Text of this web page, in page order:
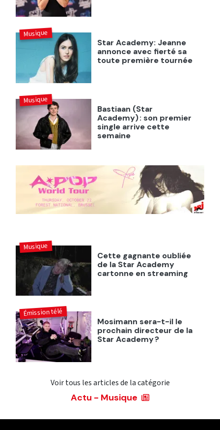
Star Academy: Jeanne
annonce avec fierté sa
toute première tournée
Musique
Bastiaan (Star
Academy) : son premier
single arrive cette
semaine
Musique
Cette gagnante oubliée
de la Star Academy
cartonne en streaming
Musique
Mosimann sera-t-il le
prochain directeur de la
Star Academy ?
Émission télé
Voir tous les articles de la catégorie
Actu - Musique